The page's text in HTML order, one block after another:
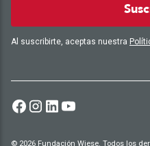
Al suscribirte, aceptas nuestra
© 2026 Fundación Wiese. Todos los